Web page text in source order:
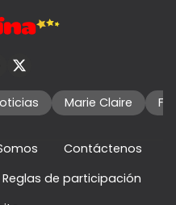
Marie Claire
Contáctenos
Reglas de participación